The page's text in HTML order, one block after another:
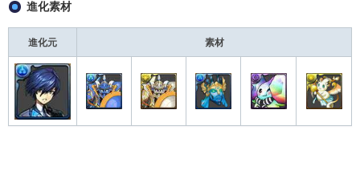
進化素材
進化元 素材